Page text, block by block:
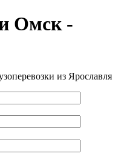
Омск -
из Ярославля